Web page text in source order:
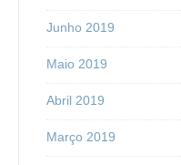
Junho 2019
Maio 2019
Abril 2019
Março 2019